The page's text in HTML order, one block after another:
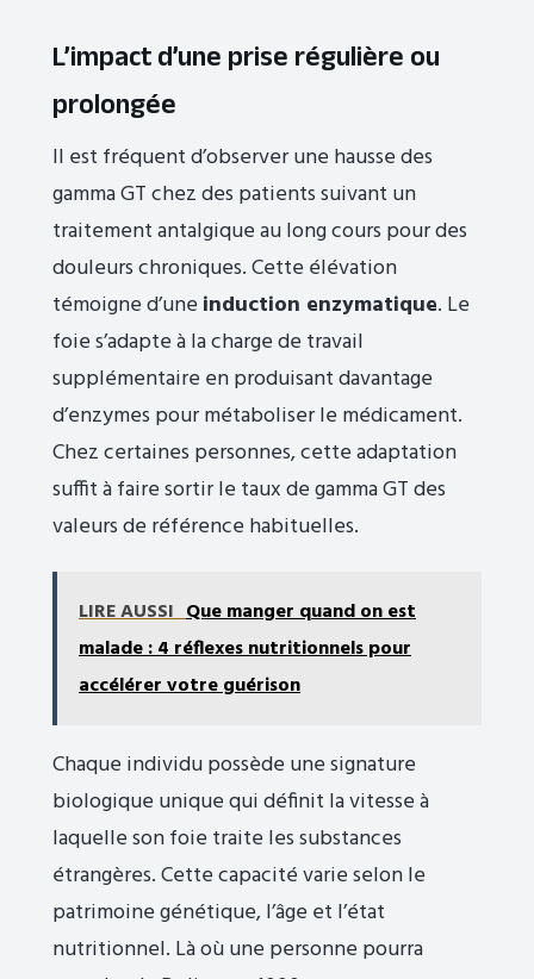
L’impact d’une prise régulière ou
prolongée
Il est fréquent d’observer une hausse des
gamma GT chez des patients suivant un
traitement antalgique au long cours pour des
douleurs chroniques. Cette élévation
témoigne d’une induction enzymatique. Le
foie s’adapte à la charge de travail
supplémentaire en produisant davantage
d’enzymes pour métaboliser le médicament.
Chez certaines personnes, cette adaptation
suffit à faire sortir le taux de gamma GT des
valeurs de référence habituelles.
LIRE AUSSI Que manger quand on est
malade : 4 réflexes nutritionnels pour
accélérer votre guérison
Chaque individu possède une signature
biologique unique qui définit la vitesse à
laquelle son foie traite les substances
étrangères. Cette capacité varie selon le
patrimoine génétique, l’âge et l’état
nutritionnel. Là où une personne pourra